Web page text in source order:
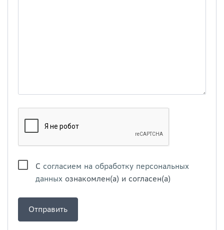
С согласием на обработку персональных
данных ознакомлен(а) и согласен(а)